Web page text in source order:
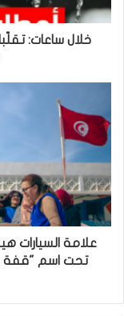
خلال ساعات:
علامة السيارات
تحت اسم "قفة